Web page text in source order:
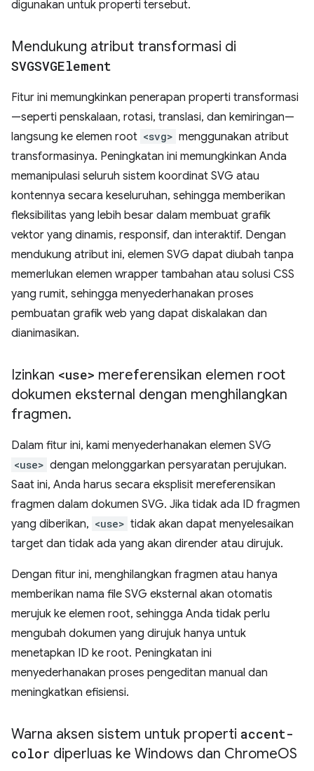
digunakan untuk properti tersebut.
Mendukung atribut transformasi di
SVGSVGElement
Fitur ini memungkinkan penerapan properti transformasi
—seperti penskalaan, rotasi, translasi, dan kemiringan—
langsung ke elemen root <svg> menggunakan atribut
transformasinya. Peningkatan ini memungkinkan Anda
memanipulasi seluruh sistem koordinat SVG atau
kontennya secara keseluruhan, sehingga memberikan
fleksibilitas yang lebih besar dalam membuat grafik
vektor yang dinamis, responsif, dan interaktif. Dengan
mendukung atribut ini, elemen SVG dapat diubah tanpa
memerlukan elemen wrapper tambahan atau solusi CSS
yang rumit, sehingga menyederhanakan proses
pembuatan grafik web yang dapat diskalakan dan
dianimasikan.
Izinkan <use> mereferensikan elemen root
dokumen eksternal dengan menghilangkan
fragmen.
Dalam fitur ini, kami menyederhanakan elemen SVG
<use> dengan melonggarkan persyaratan perujukan.
Saat ini, Anda harus secara eksplisit mereferensikan
fragmen dalam dokumen SVG. Jika tidak ada ID fragmen
yang diberikan, <use> tidak akan dapat menyelesaikan
target dan tidak ada yang akan dirender atau dirujuk.
Dengan fitur ini, menghilangkan fragmen atau hanya
memberikan nama file SVG eksternal akan otomatis
merujuk ke elemen root, sehingga Anda tidak perlu
mengubah dokumen yang dirujuk hanya untuk
menetapkan ID ke root. Peningkatan ini
menyederhanakan proses pengeditan manual dan
meningkatkan efisiensi.
Warna aksen sistem untuk properti accent-
color diperluas ke Windows dan ChromeOS